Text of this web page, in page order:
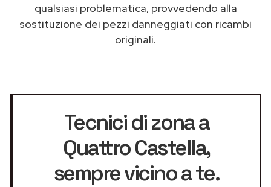
qualsiasi problematica, provvedendo alla
sostituzione dei pezzi danneggiati con ricambi
originali.
Tecnici di zona a
Quattro Castella,
sempre vicino a te.